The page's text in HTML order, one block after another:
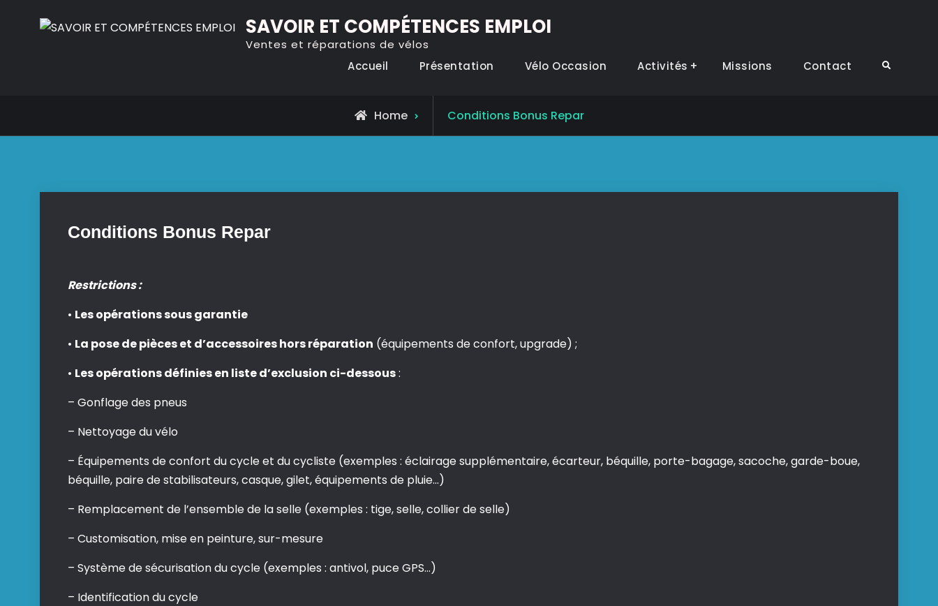
SAVOIR ET COMPÉTENCES EMPLOI
Ventes et réparations de vélos
Accueil
Présentation Vélo Occasion Activités Missions Contact Search
Home Conditions Bonus Repar
Conditions Bonus Repar
Restrictions :
• Les opérations sous garantie
• La pose de pièces et d’accessoires hors réparation (équipements de confort, upgrade) ;
• Les opérations définies en liste d’exclusion ci-dessous:
– Gonflage des pneus
– Nettoyage du vélo
– Équipements de confort du cycle et du cycliste (exemples : éclairage supplémentaire, écarteur, béquille, porte-bagage, sacoche, garde-boue,
béquille, paire de stabilisateurs, casque, gilet, équipements de pluie…)
– Remplacement de l’ensemble de la selle (exemples : tige, selle, collier de selle)
– Customisation, mise en peinture, sur-mesure
– Système de sécurisation du cycle (exemples : antivol, puce GPS…)
– Identification du cycle